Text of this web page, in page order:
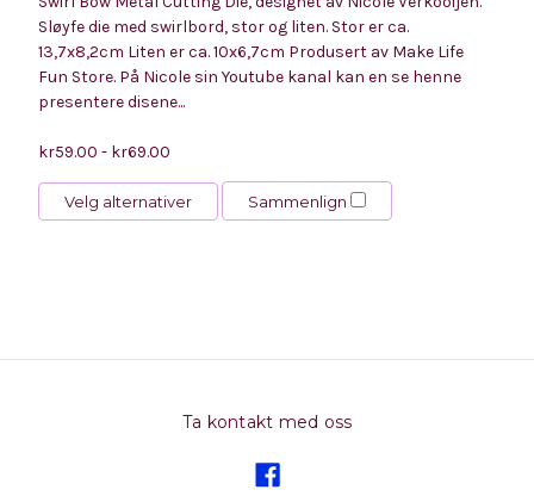
Sløyfe die med swirlbord, stor og liten. Stor er ca.
13,7x8,2cm Liten er ca. 10x6,7cm Produsert av Make Life
Fun Store. På Nicole sin Youtube kanal kan en se henne
presentere disene...
kr59.00 - kr69.00
Velg alternativer Sammenlign
Ta kontakt med oss